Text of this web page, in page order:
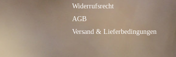
Widerrufsrecht
AGB
Versand & Lieferbedingungen